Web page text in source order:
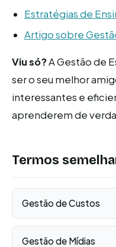
Estratégias de
Artigo sobre
Viu só?A Gestão de
ser o seu melhor
interessantes e
aprenderem de
Termos
Gestão de Custos
Gestão de Mídias